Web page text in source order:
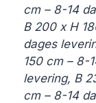
cm – 8-14
B 200 x H
dages
150 cm – 8-
levering, B
cm – 8-14